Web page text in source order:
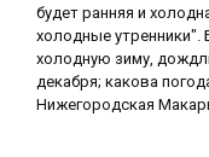
будет ранняя и
холодные утренники".
холодную зиму,
декабря; какова
Нижегородская